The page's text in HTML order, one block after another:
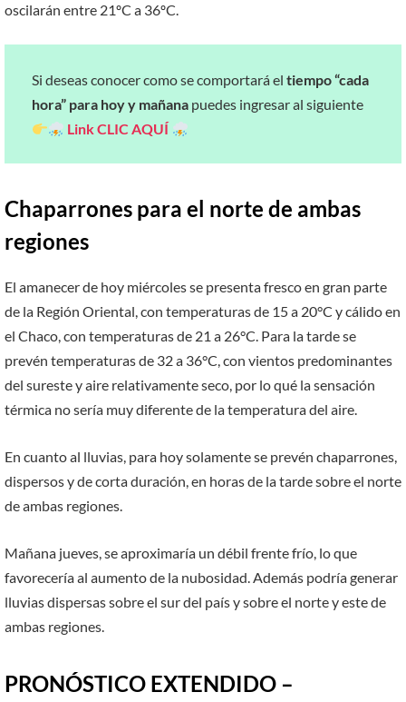
oscilarán entre 21ºC a 36ºC.
Si deseas conocer como se comportará el tiempo “cada
hora” para hoy y mañana puedes ingresar al siguiente
LinkCLIC AQUÍ
Chaparrones para el norte de ambas
regiones
El amanecer de hoy miércoles se presenta fresco en gran parte
de la Región Oriental, con temperaturas de 15 a 20°C y cálido en
el Chaco, con temperaturas de 21 a 26°C. Para la tarde se
prevén temperaturas de 32 a 36°C, con vientos predominantes
del sureste y aire relativamente seco, por lo qué la sensación
térmica no sería muy diferente de la temperatura del aire.
En cuanto al lluvias, para hoy solamente se prevén chaparrones,
dispersos y de corta duración, en horas de la tarde sobre el norte
de ambas regiones.
Mañana jueves, se aproximaría un débil frente frío, lo que
favorecería al aumento de la nubosidad. Además podría generar
lluvias dispersas sobre el sur del país y sobre el norte y este de
ambas regiones.
PRONÓSTICO EXTENDIDO –